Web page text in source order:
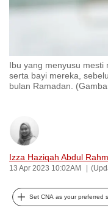
Ibu yang menyusu mesti
serta bayi mereka,
bulan Ramadan.
Izza Haziqah Abdul
13 Apr 2023 10:02AM
Set CNA as your preferred
to
secure
and
the
can
possibly
be.
To
continue,